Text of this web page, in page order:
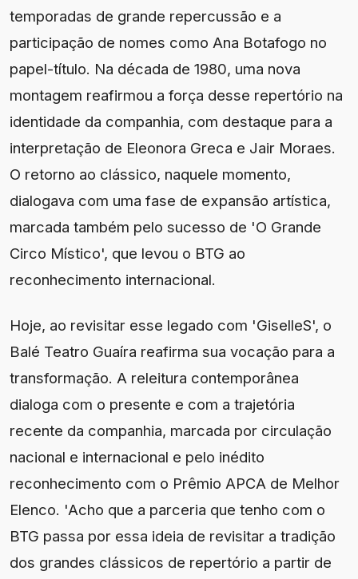
temporadas de grande repercussão e a
participação de nomes como Ana Botafogo no
papel-título. Na década de 1980, uma nova
montagem reafirmou a força desse repertório na
identidade da companhia, com destaque para a
interpretação de Eleonora Greca e Jair Moraes.
O retorno ao clássico, naquele momento,
dialogava com uma fase de expansão artística,
marcada também pelo sucesso de 'O Grande
Circo Místico', que levou o BTG ao
reconhecimento internacional.
Hoje, ao revisitar esse legado com 'GiselleS', o
Balé Teatro Guaíra reafirma sua vocação para a
transformação. A releitura contemporânea
dialoga com o presente e com a trajetória
recente da companhia, marcada por circulação
nacional e internacional e pelo inédito
reconhecimento com o Prêmio APCA de Melhor
Elenco. 'Acho que a parceria que tenho com o
BTG passa por essa ideia de revisitar a tradição
dos grandes clássicos de repertório a partir de